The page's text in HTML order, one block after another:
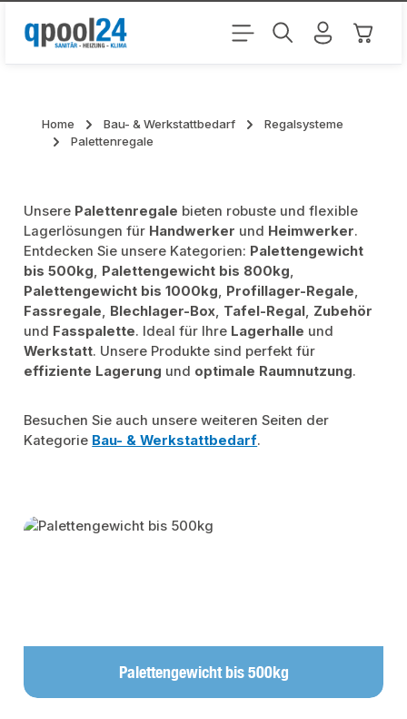
Zum Hauptinhalt springen
Home Bau- & Werkstattbedarf
Regalsysteme
Palettenregale
Unsere Palettenregale bieten robuste und flexible
Lagerlösungen für Handwerker und Heimwerker.
Entdecken Sie unsere Kategorien: Palettengewicht
bis 500kg, Palettengewicht bis 800kg,
Palettengewicht bis 1000kg, Profillager-Regale,
Fassregale, Blechlager-Box, Tafel-Regal, Zubehör
und Fasspalette. Ideal für Ihre Lagerhalle und
Werkstatt. Unsere Produkte sind perfekt für
effiziente Lagerung und optimale Raumnutzung.
Besuchen Sie auch unsere weiteren Seiten der
Kategorie Bau- & Werkstattbedarf.
Kategoriegalerie überspringen
Palettengewicht bis 500kg